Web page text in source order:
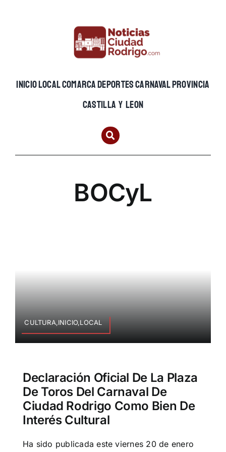
INICIOLOCALCOMARCADEPORTESCARNAVALPROVINCIA
CASTILLA Y LEON
BOCyL
CULTURA,INICIO,LOCAL
Declaración Oficial De La Plaza
De Toros Del Carnaval De
Ciudad Rodrigo Como Bien De
Interés Cultural
Ha sido publicada este viernes 20 de enero